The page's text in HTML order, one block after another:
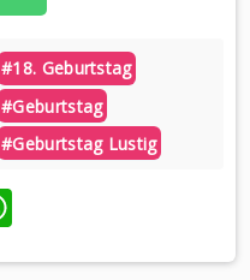
#18. Geburtstag
#geburtstag
#geburtstag Lustig